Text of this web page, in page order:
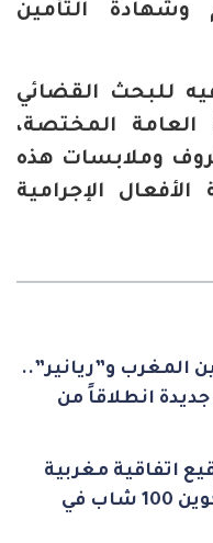
وشهادة التأمين
للبحث القضائي
العامة المختصة،
وملابسات هذه
الإجرامية
المغرب و”ريانير”..
خطوط جديدة انطلاقاً من
اتفاقية مغربية
تشادية بأكادير لتكوين 100 شاب في